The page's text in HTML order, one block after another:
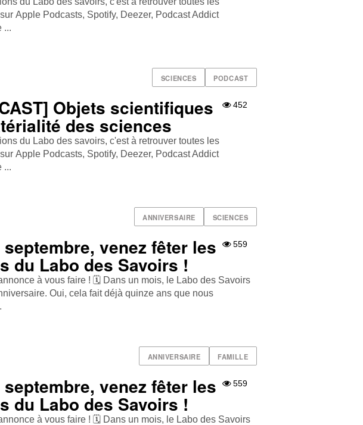
Apple Podcasts , Spotify , Deezer , Podcast Addict
...
SCIENCES PODCAST
452
Objets scientifiques
des sciences
du Labo des savoirs, c'est à retrouver toutes les
Apple Podcasts , Spotify , Deezer , Podcast Addict
...
ANNIVERSAIRE SCIENCES
559
septembre, venez fêter les
du Labo des Savoirs !
à vous faire ! 🗓️ Dans un mois, le Labo des Savoirs
Oui, cela fait déjà quinze ans que nous
ANNIVERSAIRE FAMILLE
559
septembre, venez fêter les
du Labo des Savoirs !
à vous faire ! 🗓️ Dans un mois, le Labo des Savoirs